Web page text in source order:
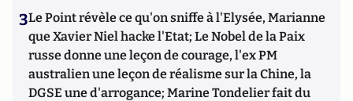
3Le Point révèle ce qu'on sniffe à l'Elysée, Marianne
que Xavier Niel hacke l'Etat; Le Nobel de la Paix
russe donne une leçon de courage, l'ex PM
australien une leçon de réalisme sur la Chine, la
DGSE une d'arrogance; Marine Tondelier fait du